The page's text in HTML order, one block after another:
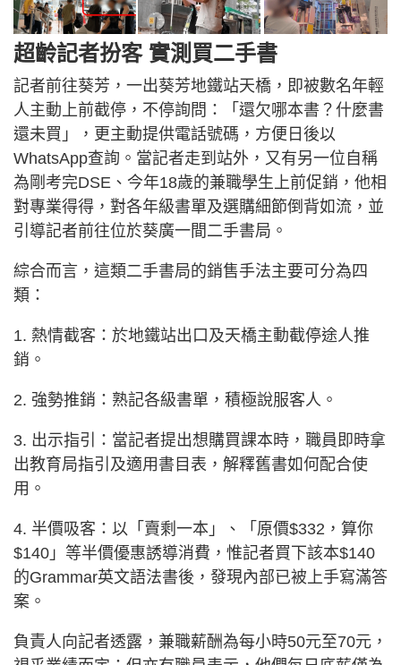
超齡記者扮客 實測買二手書
記者前往葵芳，一出葵芳地鐵站天橋，即被數名年輕
人主動上前截停，不停詢問：「還欠哪本書？什麼書
還未買」，更主動提供電話號碼，方便日後以
WhatsApp查詢。當記者走到站外，又有另一位自稱
為剛考完DSE、今年18歲的兼職學生上前促銷，他相
對專業得得，對各年級書單及選購細節倒背如流，並
引導記者前往位於葵廣一間二手書局。
綜合而言，這類二手書局的銷售手法主要可分為四
類：
1. 熱情截客：於地鐵站出口及天橋主動截停途人推
銷。
2. 強勢推銷：熟記各級書單，積極說服客人。
3. 出示指引：當記者提出想購買課本時，職員即時拿
出教育局指引及適用書目表，解釋舊書如何配合使
用。
4. 半價吸客：以「賣剩一本」、「原價$332，算你
$140」等半價優惠誘導消費，惟記者買下該本$140
的Grammar英文語法書後，發現內部已被上手寫滿答
案。
負責人向記者透露，兼職薪酬為每小時50元至70元，